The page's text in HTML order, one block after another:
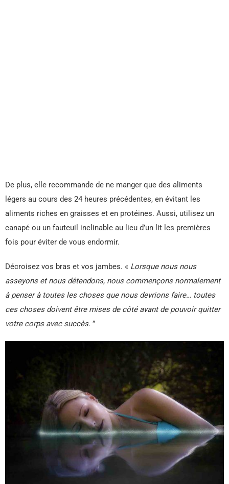
De plus, elle recommande de ne manger que des aliments
légers au cours des 24 heures précédentes, en évitant les
aliments riches en graisses et en protéines. Aussi, utilisez un
canapé ou un fauteuil inclinable au lieu d’un lit les premières
fois pour éviter de vous endormir.
Décroisez vos bras et vos jambes. « Lorsque nous nous
asseyons et nous détendons, nous commençons normalement
à penser à toutes les choses que nous devrions faire… toutes
ces choses doivent être mises de côté avant de pouvoir quitter
votre corps avec succès. ”